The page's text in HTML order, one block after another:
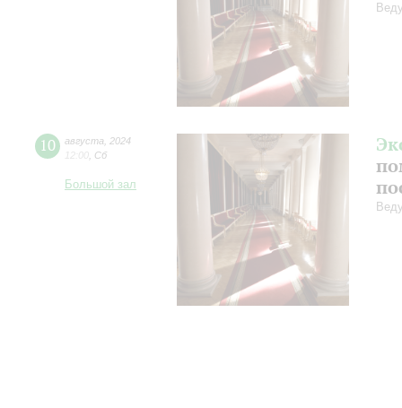
10 августа
2024
12:00 Сб
Большой зал